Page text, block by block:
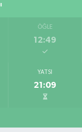
ÖĞLE
12:49
YATSI
21:09